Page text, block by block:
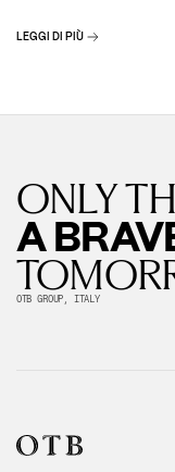
LEGGI DI PIÙ
ONLY
A
OTB GROUP, ITALY